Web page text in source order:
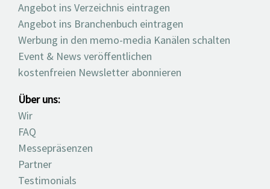
Angebot ins Verzeichnis eintragen
Angebot ins Branchenbuch eintragen
Werbung in den memo-media Kanälen schalten
Event & News veröffentlichen
kostenfreien Newsletter abonnieren
Über uns:
Wir
FAQ
Messepräsenzen
Partner
Testimonials